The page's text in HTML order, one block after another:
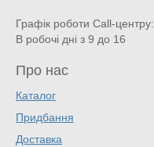
Графік роботи Call-центру:
В робочі дні з 9 до 16
Про нас
Каталог
Придбання
Доставка